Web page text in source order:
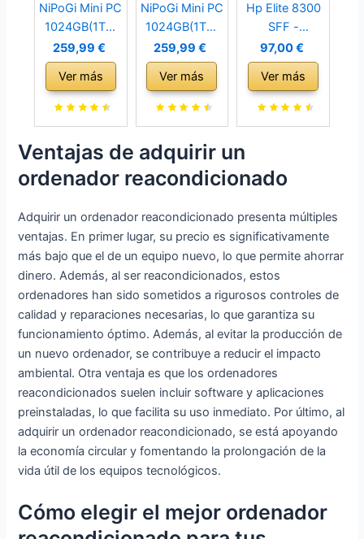
NiPoGi Mini PC
1024GB(1TB)
M.2 SSD, 12ª
Gen Intel Alder
Lake-N100
(hasta 3,4
16GB DDR4,
Ordenador 4K,
5/BT4.2/RJ45
259,99 €
Ver más
NiPoGi Mini PC
1024GB(1TB)
M.2 SSD, 12ª
Gen Intel Alder
Lake-N100
(hasta 3,4
16GB DDR4,
Ordenador 4K,
5/BT4.2/RJ45
259,99 €
Ver más
Hp Elite 8300
SFF -
Ordenador de
sobremesa
(Intel Core i5-
3470, 3.2
SSD de 240GB
+ 500GB HDD,
Windows 10
Pro ES 64)
(Reacondicion
ado)
97,00 €
Ver más
Ventajas de adquirir un
ordenador reacondicionado
Adquirir un ordenador reacondicionado presenta múltiples
ventajas. En primer lugar, su precio es significativamente
más bajo que el de un equipo nuevo, lo que permite ahorrar
dinero. Además, al ser reacondicionados, estos
ordenadores han sido sometidos a rigurosos controles de
calidad y reparaciones necesarias, lo que garantiza su
funcionamiento óptimo. Además, al evitar la producción de
un nuevo ordenador, se contribuye a reducir el impacto
ambiental. Otra ventaja es que los ordenadores
reacondicionados suelen incluir software y aplicaciones
preinstaladas, lo que facilita su uso inmediato. Por último, al
adquirir un ordenador reacondicionado, se está apoyando
la economía circular y fomentando la prolongación de la
vida útil de los equipos tecnológicos.
Cómo elegir el mejor ordenador